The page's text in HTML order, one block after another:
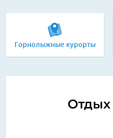
Горнолыжные курорты
Отдых